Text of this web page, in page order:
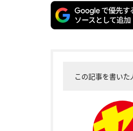
この記事を書いた